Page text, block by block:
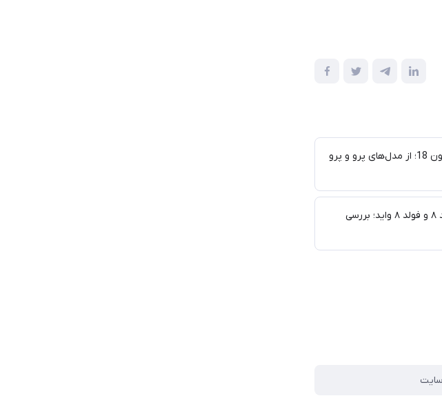
جدیدترین اخبار سری آیفون 18؛ از مدل‌های پرو و پرو
مشخصات گلکسی زد فولد ۸ و فولد ۸ واید؛ بررسی